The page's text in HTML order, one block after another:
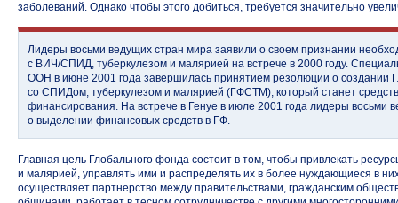
заболеваний. Однако чтобы этого добиться, требуется значительно
Лидеры восьми ведущих стран мира заявили о своем признании
с ВИЧ/СПИД, туберкулезом и малярией на встрече в 2000 году.
ООН в июне 2001 года завершилась принятием резолюции о создании
со СПИДом, туберкулезом и малярией (ГФСТМ), который станет
финансирования. На встрече в Генуе в июле 2001 года лидеры восьми
о выделении финансовых средств в ГФ.
Главная цель Глобального фонда состоит в том, чтобы привлекать
и малярией, управлять ими и распределять их в более нуждающиеся в
осуществляет партнерство между правительствами, гражданским